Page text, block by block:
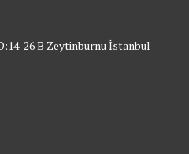
26 B Zeytinburnu İstanbul